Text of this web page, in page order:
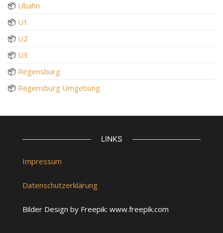
📦 Ubahn
📦 U1
📦 U2
📦 U3
📦 Regensburg
📦 Regensburg Umgebung
LINKS
Impressum
Datenschutzerklärung
Bilder Design by Freepik: www.freepik.com